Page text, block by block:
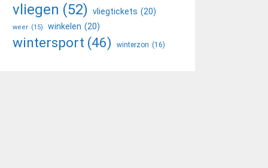
vliegen (52) vliegtickets (20)
weer (15) winkelen (20)
wintersport (46) winterzon (16)